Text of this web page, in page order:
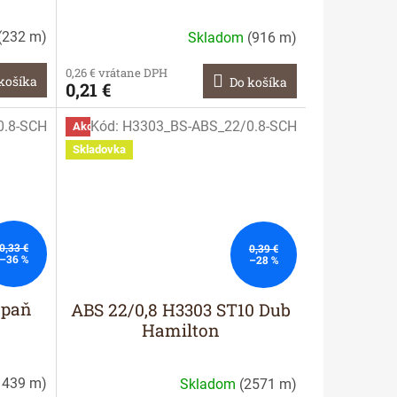
232 m) Skladom (916 m)
0,26 € vrátane DPH
0,21 € Do košíka
€
%
m)
SCH
Akcia
Skladovka
0,39 €
–28 %
ABS 22/0,8 H3303 ST10 Dub
Hamilton
Skladom (2571 m)
Kód: H3303_BS-ABS_22/0.8-SCH